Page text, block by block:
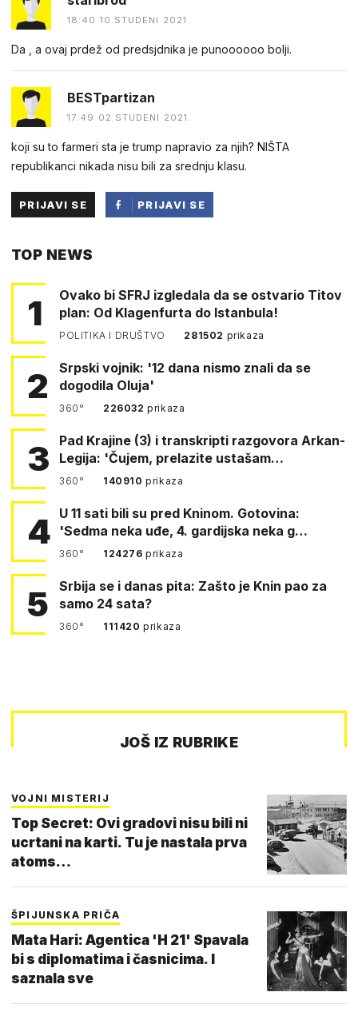
18:40 10.STUDENI 2021.
Da , a ovaj prdež od predsjdnika je punoooooo bolji.
BESTpartizan
17:49 02.STUDENI 2021.
koji su to farmeri sta je trump napravio za njih? NIŠTA
republikanci nikada nisu bili za srednju klasu.
PRIJAVI SE
PRIJAVI SE
TOP NEWS
1
Ovako bi SFRJ izgledala da se ostvario Titov
plan: Od Klagenfurta do Istanbula!
POLITIKA I DRUŠTVO 281502 prikaza
2
Srpski vojnik: '12 dana nismo znali da se
dogodila Oluja'
360° 226032prikaza
3
Pad Krajine (3) i transkripti razgovora Arkan-
Legija: 'Čujem, prelazite ustašam…
360° 140910prikaza
4 U 11 sati bili su pred Kninom. Gotovina:
'Sedma neka uđe, 4. gardijska neka g…
360° 124276prikaza
5
Srbija se i danas pita: Zašto je Knin pao za
samo 24 sata?
360° 111420prikaza
JOŠ IZ RUBRIKE
VOJNI MISTERIJ
Top Secret: Ovi gradovi nisu bili ni
ucrtani na karti. Tu je nastala prva
atoms…
ŠPIJUNSKA PRIČA
Mata Hari: Agentica 'H 21' Spavala
bi s diplomatima i časnicima. I
saznala sve